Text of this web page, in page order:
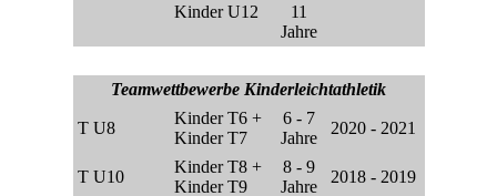
Kinder U12
11
Jahre
Teamwettbewerbe Kinderleichtathletik
T U8
Kinder T6 +
Kinder T7
6 - 7
Jahre
2020 - 2021
T U10
Kinder T8 +
Kinder T9
8 - 9
Jahre
2018 - 2019